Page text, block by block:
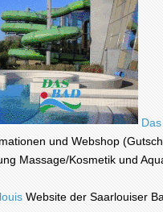
und Webshop
Massage/Kosmetik und
Website der Saarlouiser